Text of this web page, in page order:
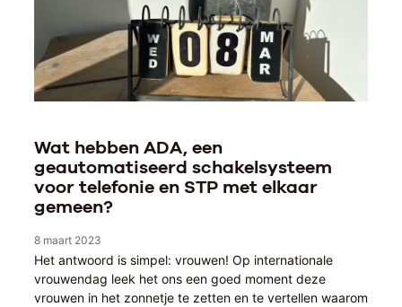
Wat hebben ADA, een
geautomatiseerd schakelsysteem
voor telefonie en STP met elkaar
gemeen?
8 maart 2023
Het antwoord is simpel: vrouwen! Op internationale
vrouwendag leek het ons een goed moment deze
vrouwen in het zonnetje te zetten en te vertellen waarom